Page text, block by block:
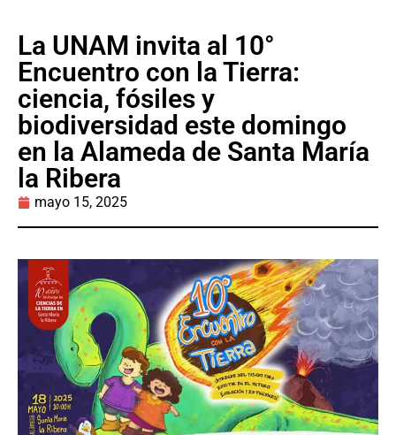
La UNAM invita al 10°
Encuentro con la Tierra:
ciencia, fósiles y
biodiversidad este domingo
en la Alameda de Santa María
la Ribera
mayo 15, 2025